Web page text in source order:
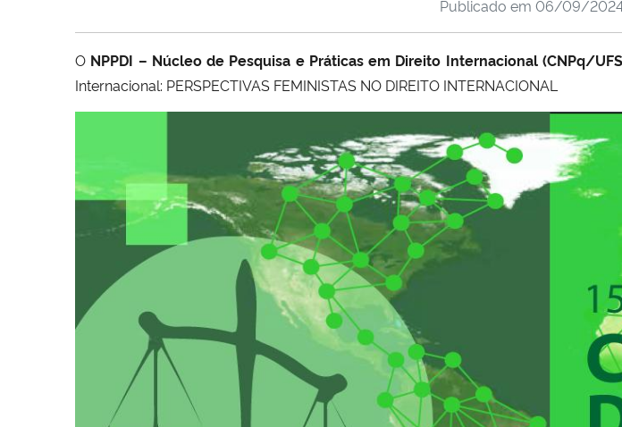
Publicado em 06/09/
O NPPDI – Núcleo de Pesquisa e Práticas em Direito Internacional (CNPq/
Internacional: PERSPECTIVAS FEMINISTAS NO DIREITO INTERNACIONAL